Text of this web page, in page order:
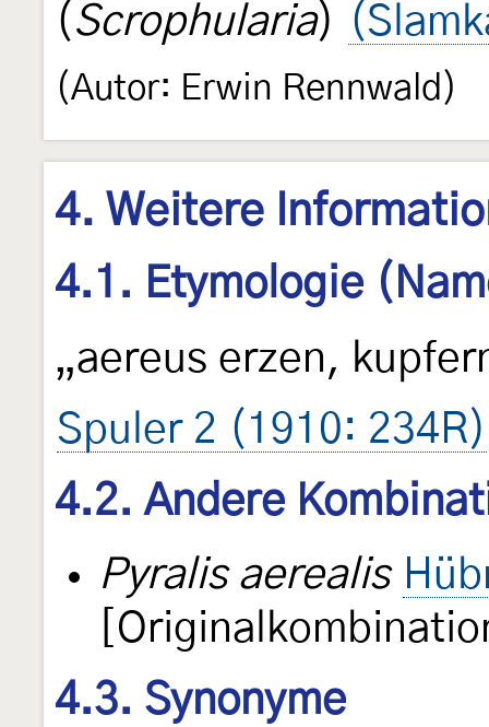
( Scrophularia)
(Autor: Erwin Rennwald)
4. Weitere
4.1. Etymologie
„aereus erzen,
Spuler 2 (1910: 234R)
4.2. Andere
Pyralis aerealis
4.3. Synonyme